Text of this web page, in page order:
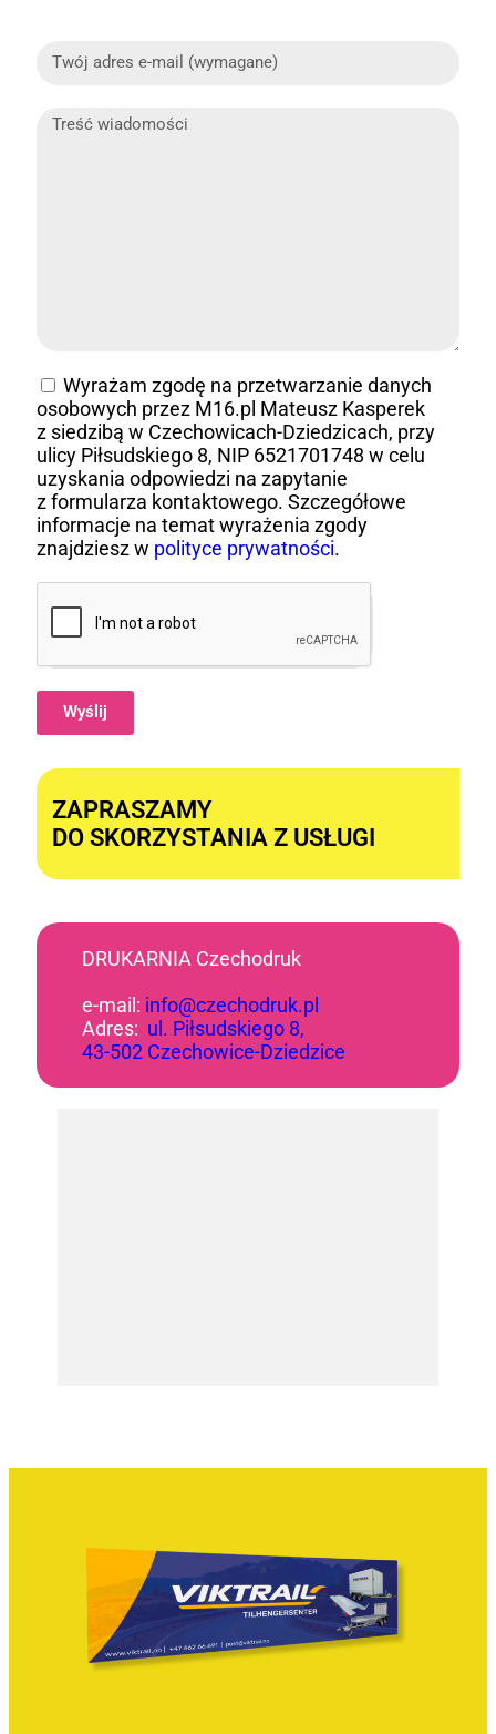
Wyrażam zgodę na przetwarzanie danych
osobowych przez M16.pl Mateusz Kasperek
z siedzibą w Czechowicach-Dziedzicach, przy
ulicy Piłsudskiego 8, NIP 6521701748 w celu
uzyskania odpowiedzi na zapytanie
z formularza kontaktowego. Szczegółowe
informacje na temat wyrażenia zgody
znajdziesz w polityce prywatności.
Wyślij
ZAPRASZAMY
DO SKORZYSTANIA Z USŁUGI
DRUKARNIA Czechodruk
e-mail: info@czechodruk.pl
Adres: ul. Piłsudskiego 8,
43-502 Czechowice-Dziedzice